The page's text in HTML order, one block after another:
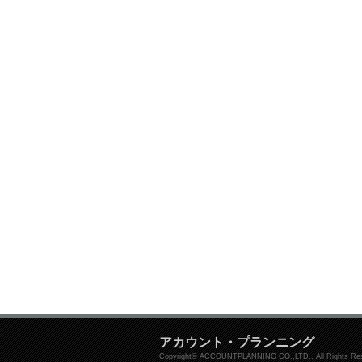
アカウント・プランニング
Copyright© ACCOUNTPLANNING CO.,LTD.. All Rights